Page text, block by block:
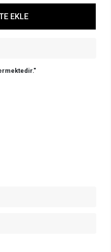
EKLE